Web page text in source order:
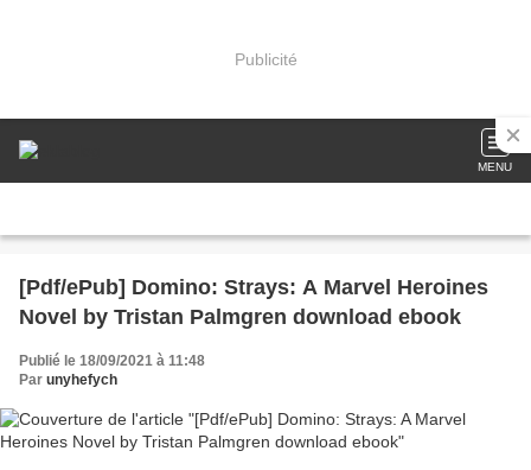
Publicité
MENU
[Pdf/ePub] Domino: Strays: A Marvel Heroines
Novel by Tristan Palmgren download ebook
Publié le 18/09/2021 à 11:48
Par unyhefych